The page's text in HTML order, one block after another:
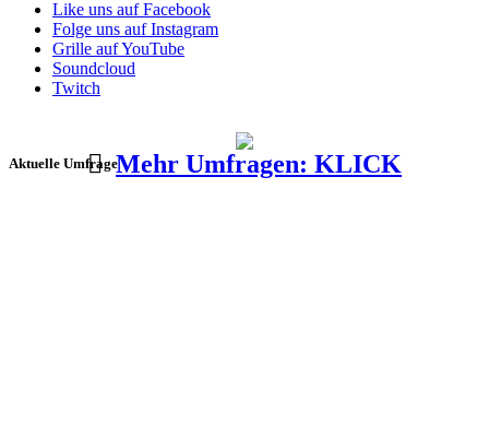
Like uns auf Facebook
Folge uns auf Instagram
Grille auf YouTube
Soundcloud
Twitch
Aktuelle UmfrageMehr Umfragen: KLICK